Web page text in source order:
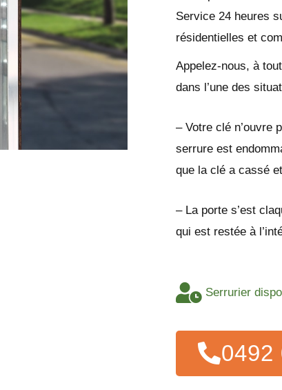
Service 24 heures
résidentielles et
Appelez-nous, à
dans l’une des
– Votre clé n’ouvre
serrure est
que la clé a cassé
– La porte s’est
qui est restée à
Serrurier
0492